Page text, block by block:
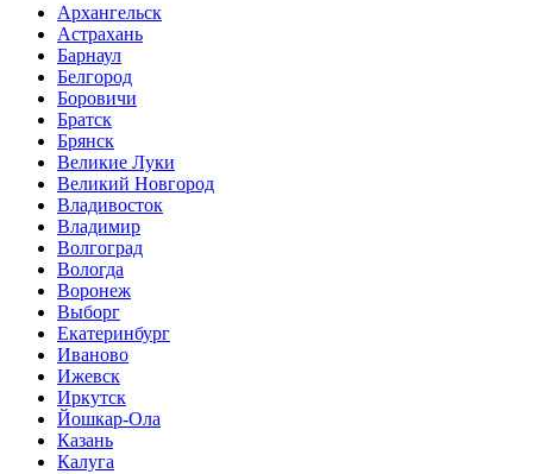
Архангельск
Астрахань
Барнаул
Белгород
Боровичи
Братск
Брянск
Великие Луки
Великий Новгород
Владивосток
Владимир
Волгоград
Вологда
Воронеж
Выборг
Екатеринбург
Иваново
Ижевск
Иркутск
Йошкар-Ола
Казань
Калуга